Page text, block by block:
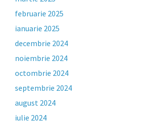
februarie 2025
ianuarie 2025
decembrie 2024
noiembrie 2024
octombrie 2024
septembrie 2024
august 2024
iulie 2024